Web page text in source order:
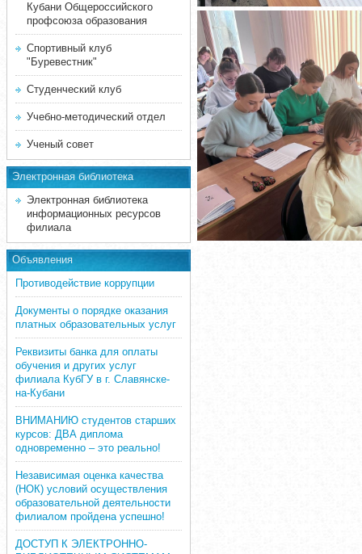
Кубани Общероссийского
профсоюза образования
Спортивный клуб
"Буревестник"
Студенческий клуб
Учебно-методический отдел
Ученый совет
Электронная библиотека
Электронная библиотека
информационных ресурсов
филиала
Объявления
Противодействие коррупции
Документы о порядке оказания
платных образовательных услуг
Реквизиты банка для оплаты
обучения и других услуг
филиала КубГУ в г. Славянске-
на-Кубани
ВНИМАНИЮ студентов старших
курсов: ДВА диплома
одновременно – это реально!
Независимая оценка качества
(НОК) условий осуществления
образовательной деятельности
филиалом пройдена успешно!
ДОСТУП К ЭЛЕКТРОННО-